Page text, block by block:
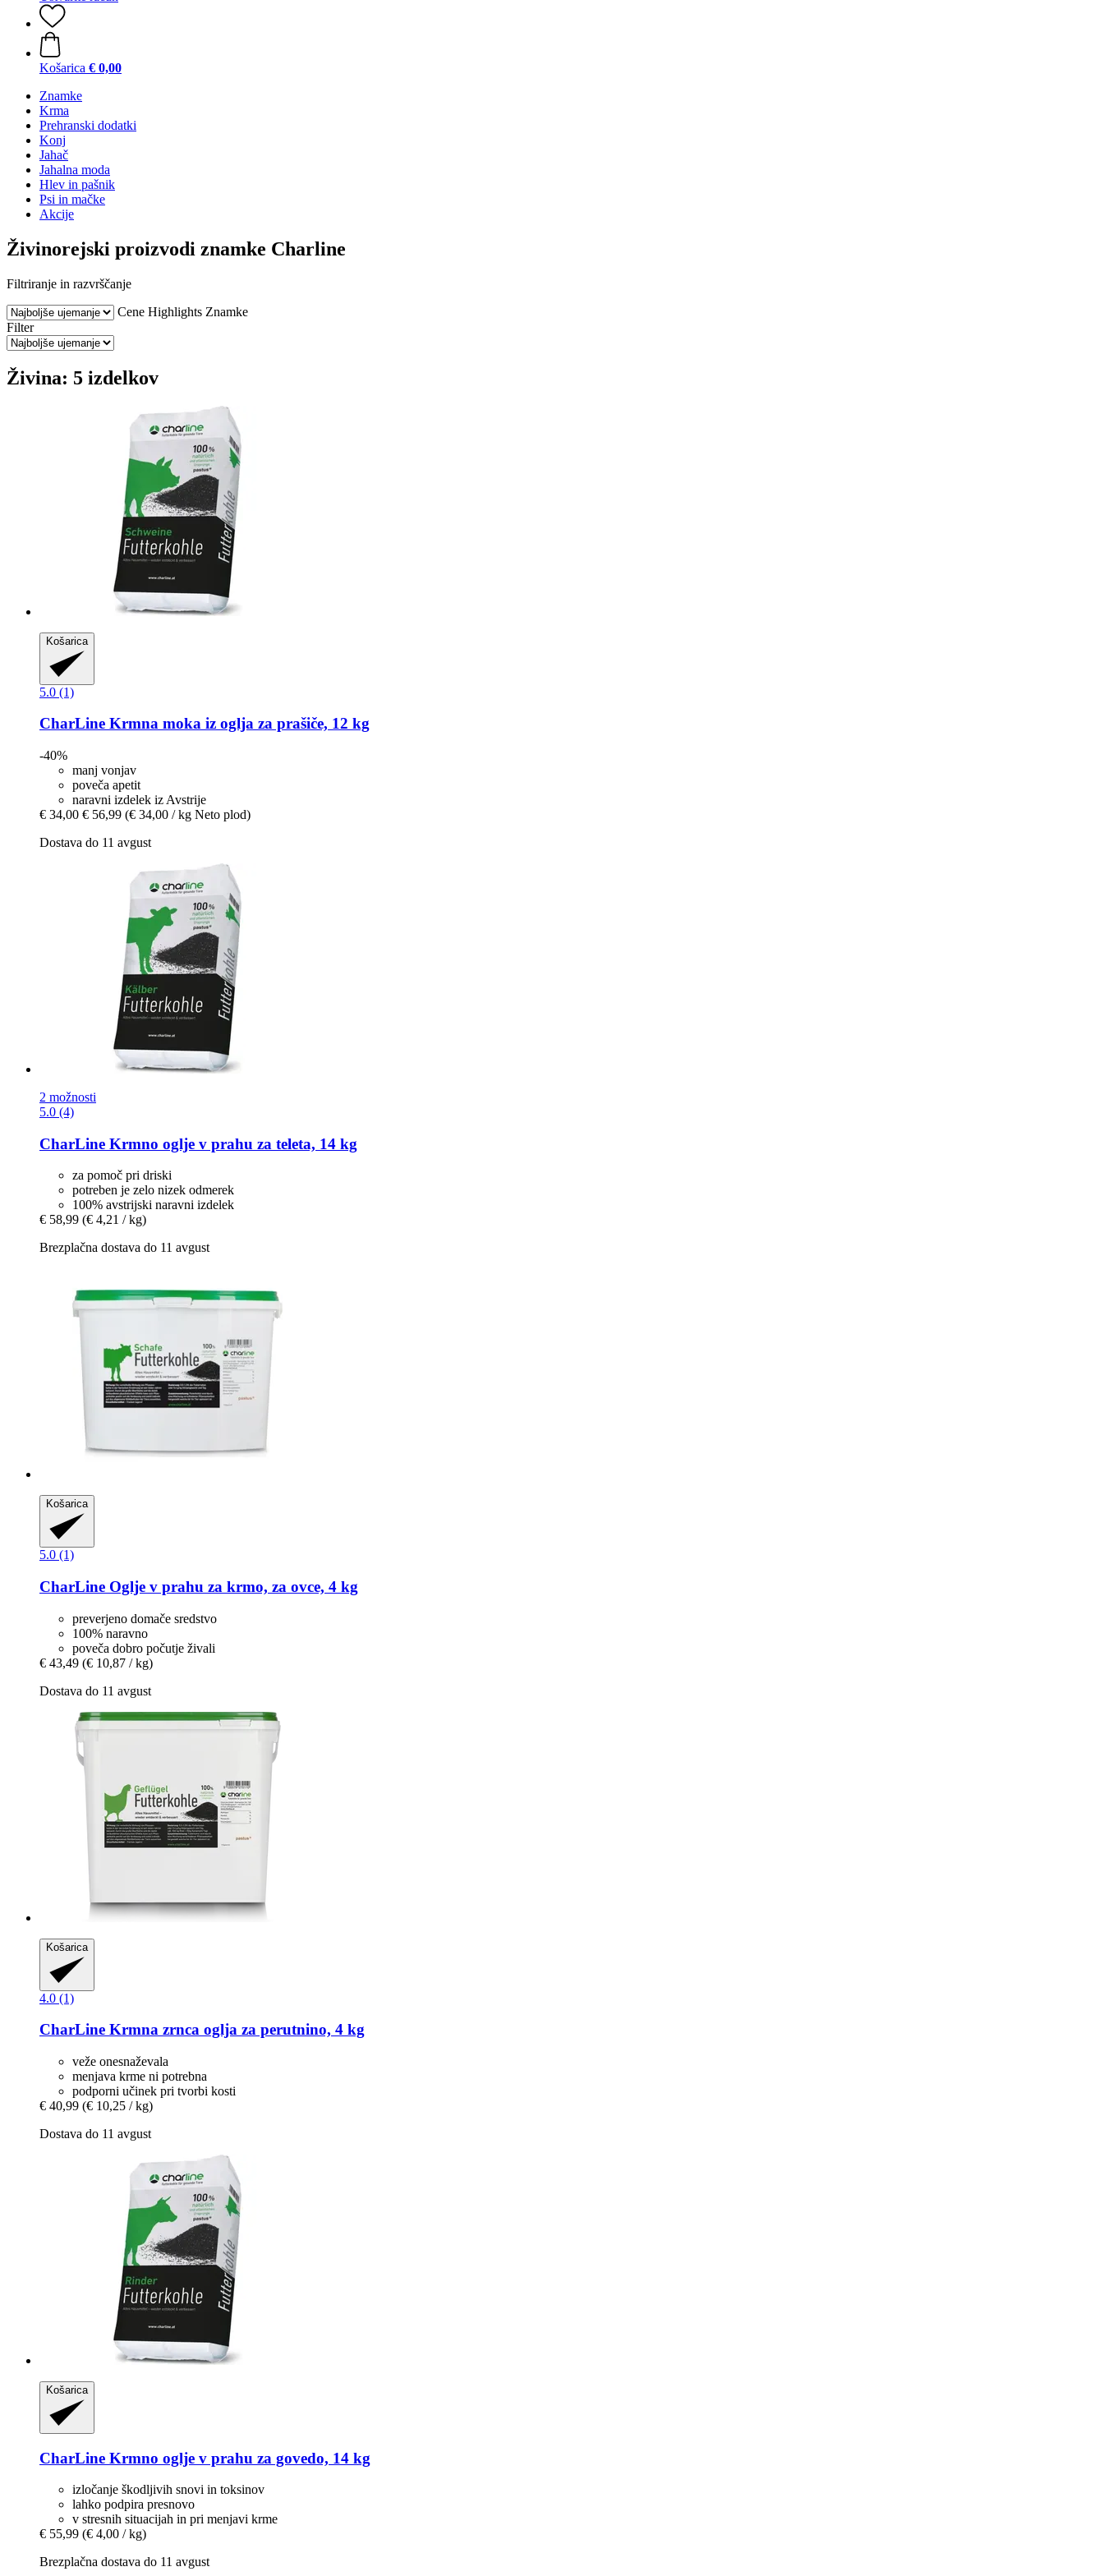
Košarica € 0,00
Znamke
Krma
Prehranski dodatki
Konj
Jahač
Jahalna moda
Hlev in pašnik
Psi in mačke
Akcije
Živinorejski proizvodi znamke Charline
Filtriranje in razvrščanje
Cene Highlights Znamke
Filter
Živina: 5 izdelkov
Košarica
5.0 (1)
CharLine Krmna moka iz oglja za prašiče, 12 kg
-40%
manj vonjav
poveča apetit
naravni izdelek iz Avstrije
€ 34,00 € 56,99 (€ 34,00 / kg Neto plod)
Dostava do 11 avgust
2 možnosti
5.0 (4)
CharLine Krmno oglje v prahu za teleta, 14 kg
za pomoč pri driski
potreben je zelo nizek odmerek
100% avstrijski naravni izdelek
€ 58,99 (€ 4,21 / kg)
Brezplačna dostava do 11 avgust
Košarica
5.0 (1)
CharLine Oglje v prahu za krmo, za ovce, 4 kg
preverjeno domače sredstvo
100% naravno
poveča dobro počutje živali
€ 43,49 (€ 10,87 / kg)
Dostava do 11 avgust
Košarica
4.0 (1)
CharLine Krmna zrnca oglja za perutnino, 4 kg
veže onesnaževala
menjava krme ni potrebna
podporni učinek pri tvorbi kosti
€ 40,99 (€ 10,25 / kg)
Dostava do 11 avgust
Košarica
CharLine Krmno oglje v prahu za govedo, 14 kg
izločanje škodljivih snovi in ​​toksinov
lahko podpira presnovo
v stresnih situacijah in pri menjavi krme
€ 55,99 (€ 4,00 / kg)
Brezplačna dostava do 11 avgust